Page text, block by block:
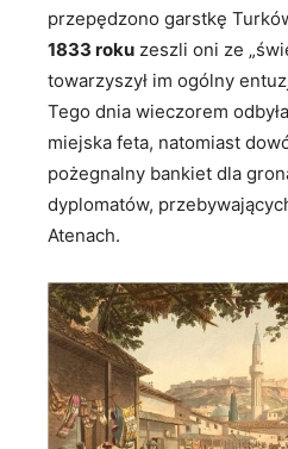
przepędzono garstkę
1833 roku zeszli oni ze
towarzyszył im ogólny
Tego dnia wieczorem
miejska feta, natomiast
pożegnalny bankiet dla
dyplomatów,
Atenach.